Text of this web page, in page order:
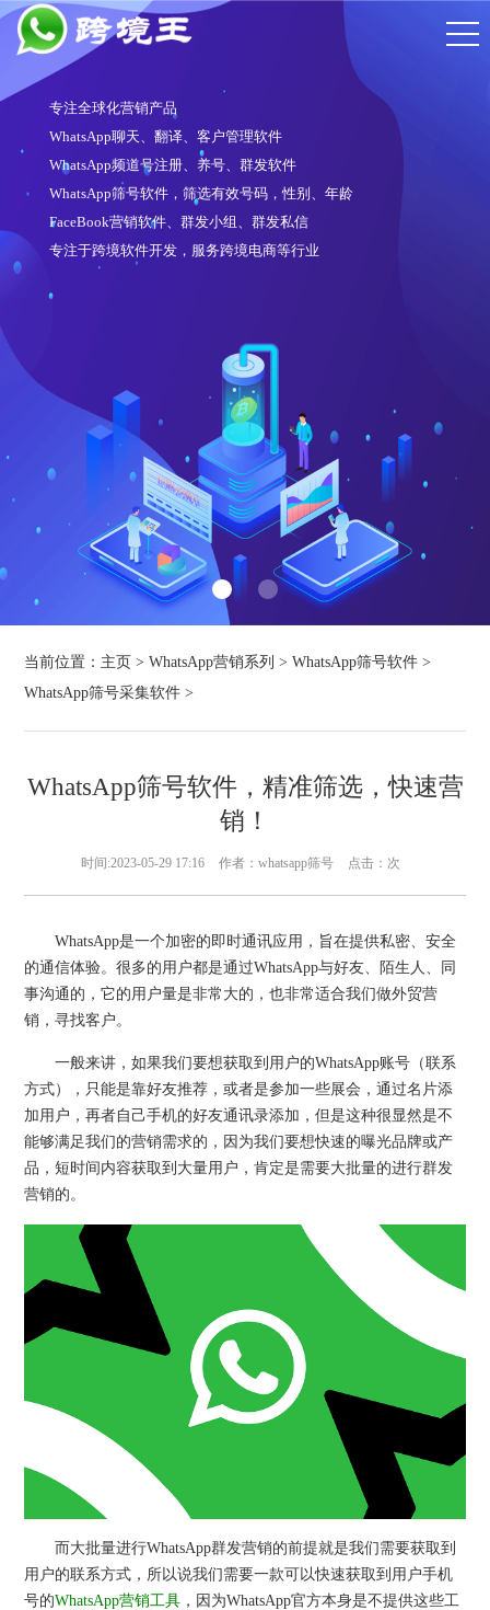
专注全球化营销产品
WhatsApp聊天、翻译、客户管理软件
WhatsApp频道号注册、养号、群发软件
WhatsApp筛号软件，筛选有效号码，性别、年龄
FaceBook营销软件、群发小组、群发私信
专注于跨境软件开发，服务跨境电商等行业
当前位置： 主页 >WhatsApp营销系列 >WhatsApp筛号软件 >
WhatsApp筛号采集软件 >
WhatsApp筛号软件，精准筛选，快速营
销！
时间:2023-05-29 17:16 作者：whatsapp筛号 点击： 次
WhatsApp是一个加密的即时通讯应用，旨在提供私密、安全
的通信体验。很多的用户都是通过WhatsApp与好友、陌生人、同
事沟通的，它的用户量是非常大的，也非常适合我们做外贸营
销，寻找客户。
一般来讲，如果我们要想获取到用户的WhatsApp账号（联系
方式），只能是靠好友推荐，或者是参加一些展会，通过名片添
加用户，再者自己手机的好友通讯录添加，但是这种很显然是不
能够满足我们的营销需求的，因为我们要想快速的曝光品牌或产
品，短时间内容获取到大量用户，肯定是需要大批量的进行群发
营销的。
而大批量进行WhatsApp群发营销的前提就是我们需要获取到
用户的联系方式，所以说我们需要一款可以快速获取到用户手机
号的WhatsApp营销工具 ，因为WhatsApp官方本身是不提供这些工